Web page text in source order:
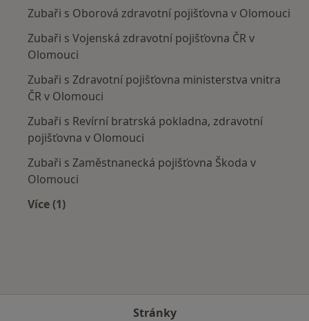
Zubaři s Oborová zdravotní pojišťovna v Olomouci
Zubaři s Vojenská zdravotní pojišťovna ČR v
Olomouci
Zubaři s Zdravotní pojišťovna ministerstva vnitra
ČR v Olomouci
Zubaři s Revírní bratrská pokladna, zdravotní
pojišťovna v Olomouci
Zubaři s Zaměstnanecká pojišťovna Škoda v
Olomouci
Více (1)
Stránky